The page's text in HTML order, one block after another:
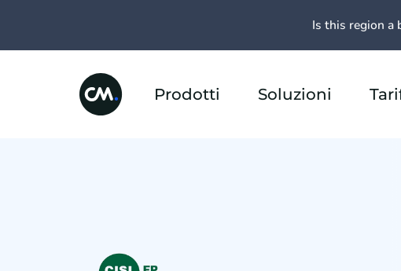
Prodotti Soluzioni
Is this region a